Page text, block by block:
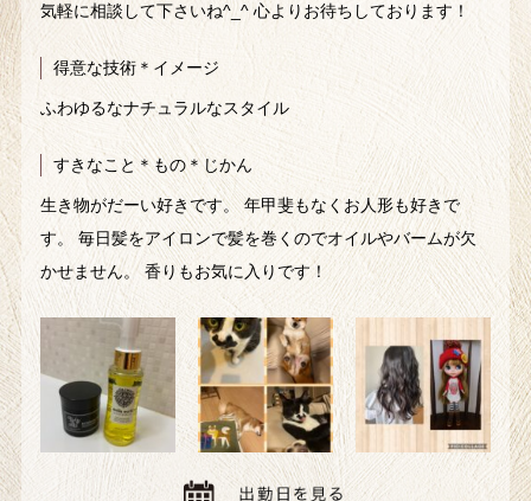
気軽に相談して下さいね^_^ 心よりお待ちしております！
得意な技術＊イメージ
ふわゆるなナチュラルなスタイル
すきなこと＊もの＊じかん
生き物がだーい好きです。 年甲斐もなくお人形も好きで
す。 毎日髪をアイロンで髪を巻くのでオイルやバームが欠
かせません。 香りもお気に入りです！